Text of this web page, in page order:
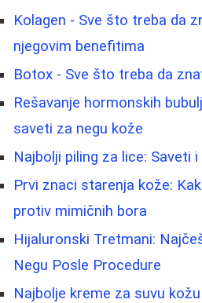
Kolagen - Sve što treba da
njegovim benefitima
Botox - Sve što treba da
Rešavanje hormonskih
saveti za negu kože
Najbolji piling za lice: Saveti
Prvi znaci starenja kože:
protiv mimičnih bora
Hijaluronski Tretmani:
Negu Posle Procedure
Najbolje kreme za suvu